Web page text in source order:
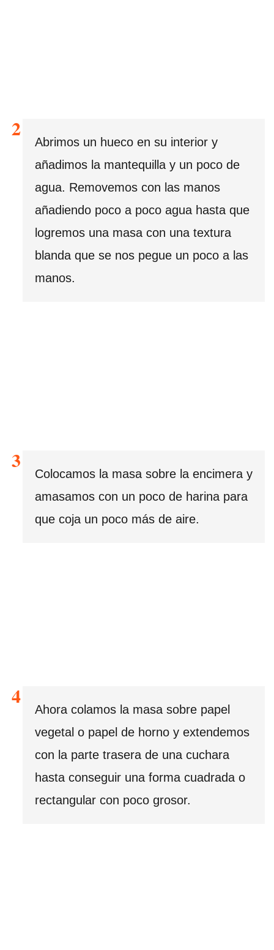
Abrimos un hueco en su interior y
añadimos la mantequilla y un poco de
agua. Removemos con las manos
añadiendo poco a poco agua hasta que
logremos una masa con una textura
blanda que se nos pegue un poco a las
manos.
Colocamos la masa sobre la encimera y
amasamos con un poco de harina para
que coja un poco más de aire.
Ahora colamos la masa sobre papel
vegetal o papel de horno y extendemos
con la parte trasera de una cuchara
hasta conseguir una forma cuadrada o
rectangular con poco grosor.